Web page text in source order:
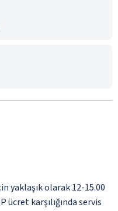
yaklaşık olarak 12-15.00
ücret karşılığında servis